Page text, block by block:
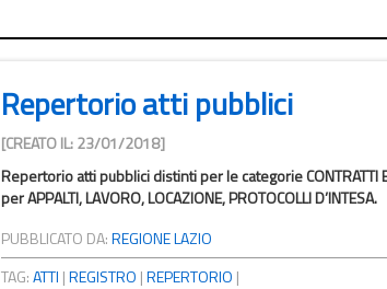
Repertorio atti pubblici
[CREATO IL: 23/01/2018]
Repertorio atti pubblici distinti per le categorie CONTRATTI
per APPALTI, LAVORO, LOCAZIONE, PROTOCOLLI D’INTESA.
PUBBLICATO DA:REGIONE LAZIO
TAG:ATTI |REGISTRO |REPERTORIO |